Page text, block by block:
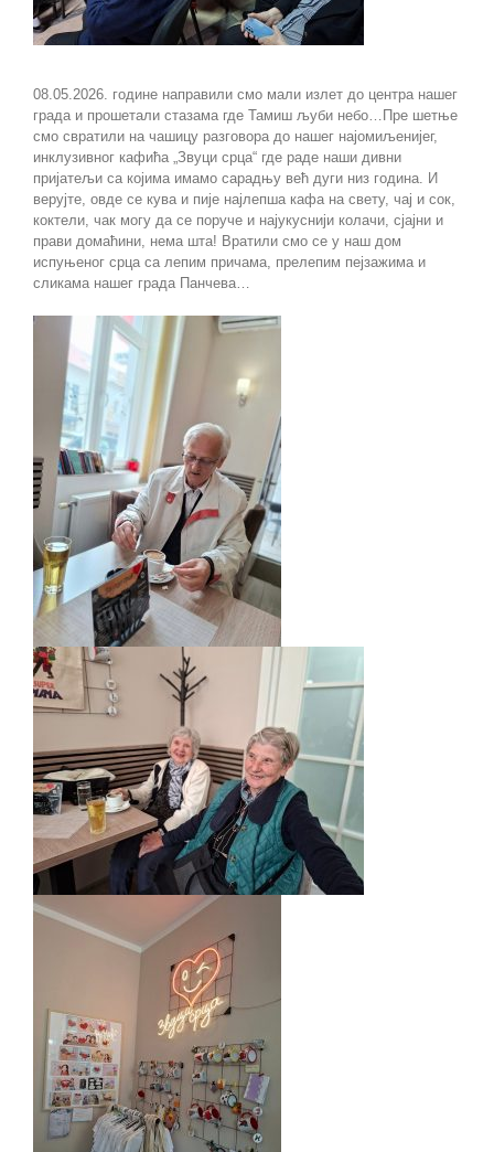
08.05.2026. године направили смо мали излет до центра нашег
града и прошетали стазама где Тамиш љуби небо…Пре шетње
смо свратили на чашицу разговора до нашег најомиљенијег,
инклузивног кафића „Звуци срца“ где раде наши дивни
пријатељи са којима имамо сарадњу већ дуги низ година. И
верујте, овде се кува и пије најлепша кафа на свету, чај и сок,
коктели, чак могу да се поруче и најукуснији колачи, сјајни и
прави домаћини, нема шта! Вратили смо се у наш дом
испуњеног срца са лепим причама, прелепим пејзажима и
сликама нашег града Панчева…